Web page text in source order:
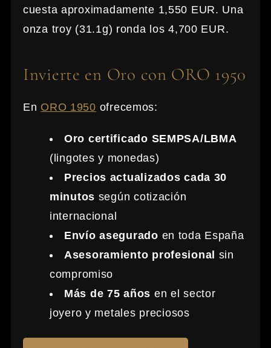
cuesta aproximadamente 1,550 EUR. Una
onza troy (31.1g) ronda los 4,700 EUR.
Invierte en Oro con ORO 1950
En ORO 1950 ofrecemos:
Oro certificado SEMPSA/LBMA
(lingotes y monedas)
Precios actualizados cada 30
minutos según cotización
internacional
Envío asegurado en toda España
Asesoramiento profesional sin
compromiso
Más de 75 años en el sector
joyero y metales preciosos